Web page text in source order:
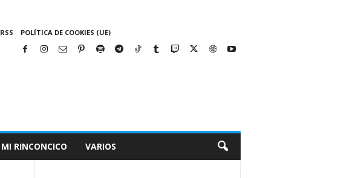
RSS POLÍTICA DE COOKIES (UE)
MI RINCONCICO VARIOS